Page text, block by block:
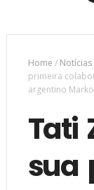
Home / Notícias
primeira
argentino
Tati
sua